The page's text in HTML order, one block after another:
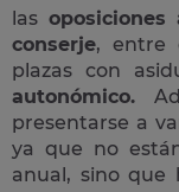
las
conserje, entre
plazas con
autonómico.
presentarse a
ya que no
anual, sino que